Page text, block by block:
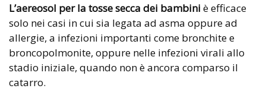
L’aereosol per la tosse secca dei bambini è efficace
solo nei casi in cui sia legata ad asma oppure ad
allergie, a infezioni importanti come bronchite e
broncopolmonite, oppure nelle infezioni virali allo
stadio iniziale, quando non è ancora comparso il
catarro.